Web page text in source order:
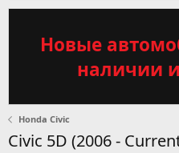
Новые
наличии
Honda Civic
Civic 5D (2006 -